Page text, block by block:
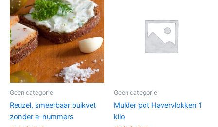
Geen categorie
Reuzel, smeerbaar buikvet
zonder e-nummers
Geen categorie
Mulder pot Havervlokken 1
kilo